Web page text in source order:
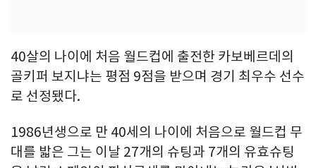
40살의 나이에 처음 월드컵에 출전한 카보베르데의
골키퍼 보지냐는 평점 9점을 받으며 경기 최우수 선수
로 선정됐다.
1986년생으로 만 40세의 나이에 처음으로 월드컵 무
대를 밟은 그는 이날 27개의 슈팅과 7개의 유효슈팅